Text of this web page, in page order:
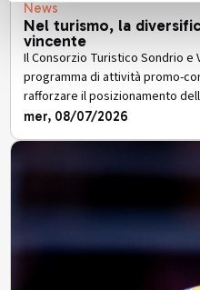
News
Nel turismo, la
vincente
Il Consorzio Turistico Sondrio e
programma di attività promo-
rafforzare il posizionamento
stagione turistica 2026/2027
mer, 08/07/2026